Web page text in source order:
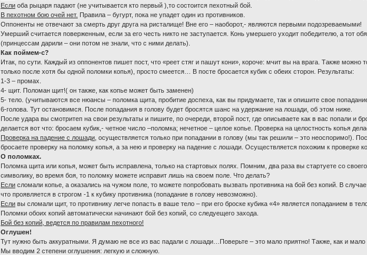
Если оба рыцаря падают (не учитывается кто первый ),то состоится пехотный бой.
В пехотном бою очей нет. Правила – бугурт, пока не упадет один из противников.
Оппоненты не отвечают за смерть друг друга на ристалище! Вне его – наоборот,- являются первыми подозреваемыми!
Умерший считается поверженным, если за его честь никто не заступается. Конь умершего уходит победителю, а тот
(принцессам дарили – они потом не знали, что с ними делать).
Как поймем-с?
Итак, по сути. Каждый из оппонентов пишет пост, что «реет стяг и пашут кони», короче: мчит вы на врага. Также можно
только после хотя бы одной поломки копья), просто смеется… В посте бросается кубик с обеих сторон. Результаты:
1-3 – промах.
4- щит. Поломан щит!( он также, как копье может быть заменен)
5- тело. (учитываются все нюансы – поломка щита, пробитие доспеха, как вы придумаете, так и опишите свое
6-голова. Тут остановимся. После попадания в голову будет бросятся шанс на удержание на лошади, об этом ниже.
После удара вы смотритеп на свои результаты и пишите, по очереди, второй пост, где описываете как в вас попали и
делается вот что: бросаем кубик,- четное число –поломка; нечетное – целое копье. Проверка на целостность копья
Проверка на падение с лошади , осуществляется только при попадании в голову (мы так решили – это неоспоримо!).
бросаете проверку на поломку копья, а за нею и проверку на падение с лошади. Осуществляется похожим к проверке
О поломках.
Поломка щита или копья, может быть исправлена, только на стартовых полях. Помним, два раза вы стартуете со
символику, во время боя, то поломку можете исправит лишь на своем поле. Что делать?
Если сломали копье, а оказались на чужом поле, то можете попробовать вызвать противника на бой без копий. В
что проявляется в строгом -1 к кубику противника (попадание в голову невозможно).
Если вы сломали щит, то противнику легче попасть в ваше тело – при его броске кубика «4» является попаданием в
Поломки обоих копий автоматически начинают бой без копий, со следуещего захода.
Бой без копий, ведется по правилам пехотного!
Оглушен!
Тут нужно быть аккуратными. Я думаю не все из вас падали с лошади…Поверьте – это мало приятно! Также, как и мало
Мы вводим 2 степени оглушения: легкую и сложную.